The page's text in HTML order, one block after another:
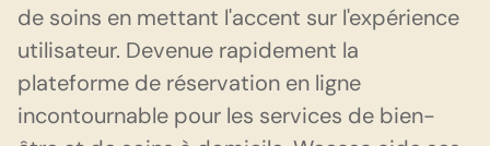
de soins en mettant l'accent sur l'expérience
utilisateur. Devenue rapidement la
plateforme de réservation en ligne
incontournable pour les services de bien-